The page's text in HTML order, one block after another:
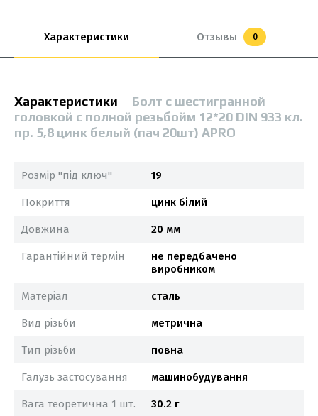
Характеристики Отзывы 0
Характеристики
Болт с шестигранной
головкой с полной резьбойм 12*20 DIN 933 кл.
пр. 5,8 цинк белый (пач 20шт) APRO
Розмір "під ключ" 19
Покриття цинк білий
Довжина 20 мм
Гарантійний термін
не передбачено
виробником
Матеріал сталь
Вид різьби метрична
Тип різьби повна
Галузь застосування машинобудування
Вага теоретична 1 шт. 30.2 г